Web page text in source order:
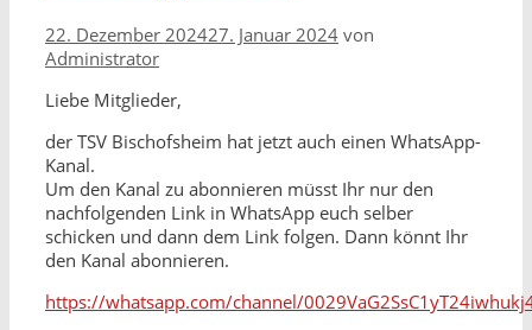
22. Dezember 202427. Januar 2024 von
Administrator
Liebe Mitglieder,
der TSV Bischofsheim hat jetzt auch einen WhatsApp-
Kanal.
Um den Kanal zu abonnieren müsst Ihr nur den
nachfolgenden Link in WhatsApp euch selber
schicken und dann dem Link folgen. Dann könnt Ihr
den Kanal abonnieren.
https://whatsapp.com/channel/